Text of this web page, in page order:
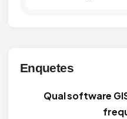
Enquetes
Qual software